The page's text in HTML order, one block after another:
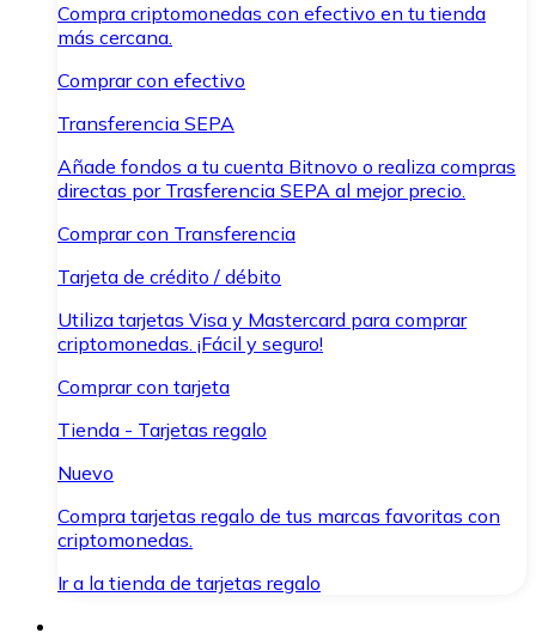
Compra criptomonedas con efectivo en tu tienda
más cercana.
Comprar con efectivo
Transferencia SEPA
Añade fondos a tu cuenta Bitnovo o realiza compras
directas por Trasferencia SEPA al mejor precio.
Comprar con Transferencia
Tarjeta de crédito / débito
Utiliza tarjetas Visa y Mastercard para comprar
criptomonedas. ¡Fácil y seguro!
Comprar con tarjeta
Tienda - Tarjetas regalo
Nuevo
Compra tarjetas regalo de tus marcas favoritas con
criptomonedas.
Ir a la tienda de tarjetas regalo